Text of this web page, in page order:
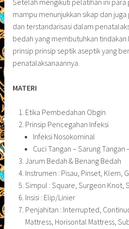
Setelah mengikuti pelatihan ini para
mampu menunjukkan sikap dan
dan terstandarisasi dalam
bedah yang membutuhkan
prinsip prinsip septik aseptik yang
penatalaksanaannya.
MATERI
Etika Pembedahan Obgin
Prinsip Pencegahan Infeksi
Infeksi Nosokominal
Cuci Tangan – Sarung Tangan
Jarum Bedah & Benang Bedah
Instrumen : Pisau, Pinset, Klem,
Simpul : Square, Surgeon Knot,
Insisi : Elip/Linier
Penjahitan : Interrupted,
Mattress, Horisontal Mattress,